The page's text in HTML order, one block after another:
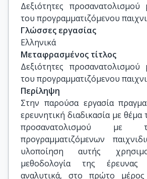
Δεξιότητες
του προγραμματιζόμενου
Γλώσσες εργασίας
Ελληνικά
Μεταφρασμένος τίτλος
Δεξιότητες
του προγραμματιζόμενου
Περίληψη
Στην παρούσα εργασία
ερευνητική διαδικασία με θέμα
προσανατολισμού με
προγραμματιζόμενων
υλοποίηση αυτής
μεθοδολογία της
αναλυτικά, στο πρώτο μέρος